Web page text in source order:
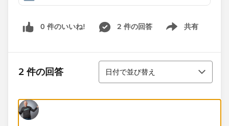
0 件のいいね! 2 件の回答 共有
Show menu
2 件の回答
並び替え
日付で並び替え